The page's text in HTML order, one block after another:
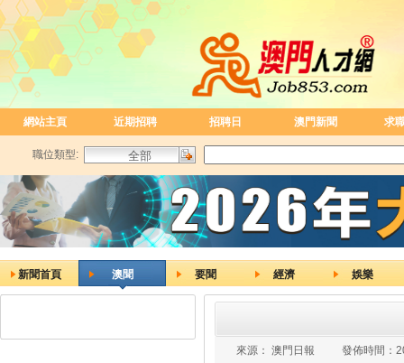
網站主頁 近期招聘 招聘日 澳門新聞 求
職位類型:
新聞首頁 澳聞 要聞 經濟 娛樂
來源： 澳門日報 發佈時間：